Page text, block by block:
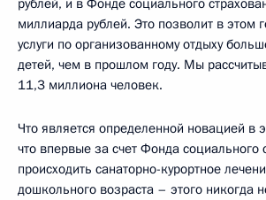
рублей, и в Фонде социального
миллиарда рублей. Это позволит в этом
услуги по организованному отдыху
детей, чем в прошлом году. Мы
11,3 миллиона человек.
Что является определенной новацией в
что впервые за счет Фонда социального
происходить санаторно-курортное
дошкольного возраста – этого никогда